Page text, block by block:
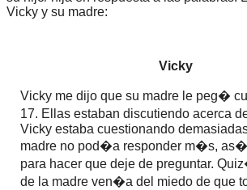
Vicky y su madre:
Vicky
Vicky me dijo que su madre le peg�
17. Ellas estaban discutiendo acerca
Vicky estaba cuestionando
madre no pod�a responder m�s,
para hacer que deje de preguntar.
de la madre ven�a del miedo de que